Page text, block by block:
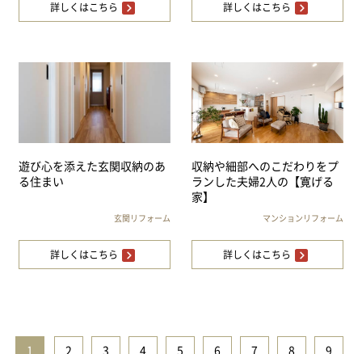
詳しくはこちら 詳しくはこちら
遊び心を添えた玄関収納のあ
る住まい
玄関リフォーム
詳しくはこちら
収納や細部へのこだわりをプ
ランした夫婦2人の【寛げる
家】
マンションリフォーム
詳しくはこちら
1 2 3 4 5 6 7 8 9